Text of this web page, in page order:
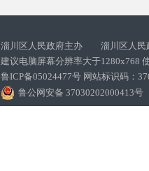
淄川区人民政府主办 淄川区人民
建议电脑屏幕分辨率大于1280x768
鲁ICP备05024477号 网站标识码：
鲁公网安备 37030202000413号